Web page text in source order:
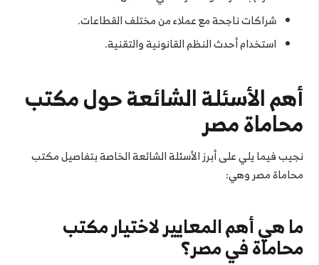
شراكات ناجحة مع عملاء من مختلف القطاعات.
استخدام أحدث النظم القانونية والتقنية.
أهم الأسئلة الشائعة حول مكتب
محاماة مصر
نجيب فيما يلي على أبرز الأسئلة الشائعة الخاصة بتفاصيل مكتب
محاماة مصر وهي:
ما هي أهم المعايير لاختيار مكتب
محاماة في مصر؟